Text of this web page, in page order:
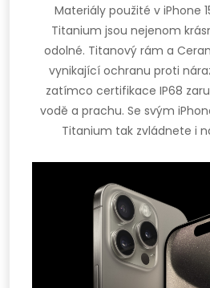
Materiály použité v iPhone
Titanium jsou nejenom
odolné. Titanový rám a
vynikající ochranu proti
zatímco certifikace IP68
vodě a prachu. Se svým
Titanium tak zvládnete i